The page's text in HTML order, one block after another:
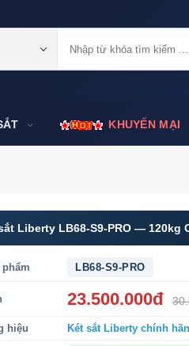
KHUYẾN MẠI
Liberty LB68-S9-PRO — 120kg
phẩm LB68-S9-PRO
23.500.000đ
hiệu Két sắt Liberty chính